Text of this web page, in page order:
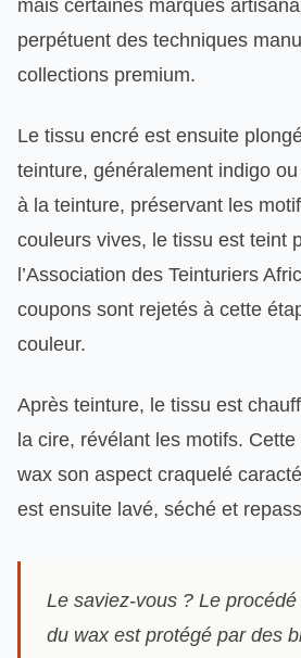
mais certaines marques
perpétuent des techniques
collections premium.
Le tissu encré est ensuite
teinture, généralement indigo
à la teinture, préservant les
couleurs vives, le tissu est teint
l’Association des Teinturiers
coupons sont rejetés à cette
couleur.
Après teinture, le tissu est
la cire, révélant les motifs.
wax son aspect craquelé
est ensuite lavé, séché et
Le saviez-vous ? Le
du wax est protégé par des